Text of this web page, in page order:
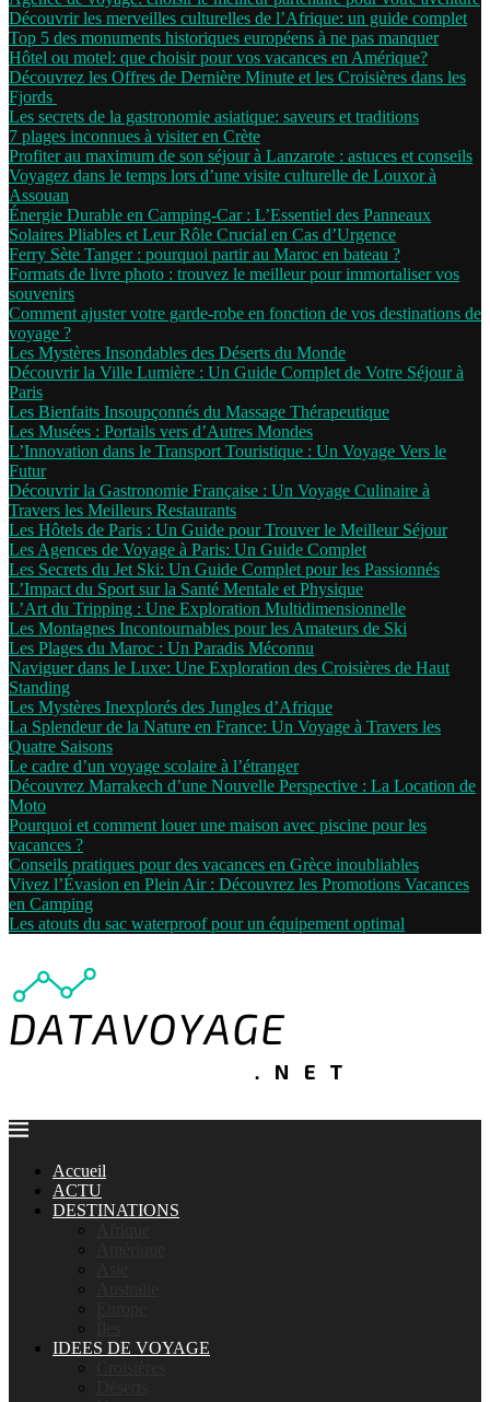
Découvrir les merveilles culturelles de l’Afrique: un guide complet
Top 5 des monuments historiques européens à ne pas manquer
Hôtel ou motel: que choisir pour vos vacances en Amérique?
Découvrez les Offres de Dernière Minute et les Croisières dans les
Fjords
Les secrets de la gastronomie asiatique: saveurs et traditions
7 plages inconnues à visiter en Crète
Profiter au maximum de son séjour à Lanzarote : astuces et conseils
Voyagez dans le temps lors d’une visite culturelle de Louxor à
Assouan
Énergie Durable en Camping-Car : L’Essentiel des Panneaux
Solaires Pliables et Leur Rôle Crucial en Cas d’Urgence
Ferry Sète Tanger : pourquoi partir au Maroc en bateau ?
Formats de livre photo : trouvez le meilleur pour immortaliser vos
souvenirs
Comment ajuster votre garde-robe en fonction de vos destinations de
voyage ?
Les Mystères Insondables des Déserts du Monde
Découvrir la Ville Lumière : Un Guide Complet de Votre Séjour à
Paris
Les Bienfaits Insoupçonnés du Massage Thérapeutique
Les Musées : Portails vers d’Autres Mondes
L’Innovation dans le Transport Touristique : Un Voyage Vers le
Futur
Découvrir la Gastronomie Française : Un Voyage Culinaire à
Travers les Meilleurs Restaurants
Les Hôtels de Paris : Un Guide pour Trouver le Meilleur Séjour
Les Agences de Voyage à Paris: Un Guide Complet
Les Secrets du Jet Ski: Un Guide Complet pour les Passionnés
L’Impact du Sport sur la Santé Mentale et Physique
L’Art du Tripping : Une Exploration Multidimensionnelle
Les Montagnes Incontournables pour les Amateurs de Ski
Les Plages du Maroc : Un Paradis Méconnu
Naviguer dans le Luxe: Une Exploration des Croisières de Haut
Standing
Les Mystères Inexplorés des Jungles d’Afrique
La Splendeur de la Nature en France: Un Voyage à Travers les
Quatre Saisons
Le cadre d’un voyage scolaire à l’étranger
Découvrez Marrakech d’une Nouvelle Perspective : La Location de
Moto
Pourquoi et comment louer une maison avec piscine pour les
vacances ?
Conseils pratiques pour des vacances en Grèce inoubliables
Vivez l’Évasion en Plein Air : Découvrez les Promotions Vacances
en Camping
Les atouts du sac waterproof pour un équipement optimal
Accueil
ACTU
DESTINATIONS
IDEES DE VOYAGE